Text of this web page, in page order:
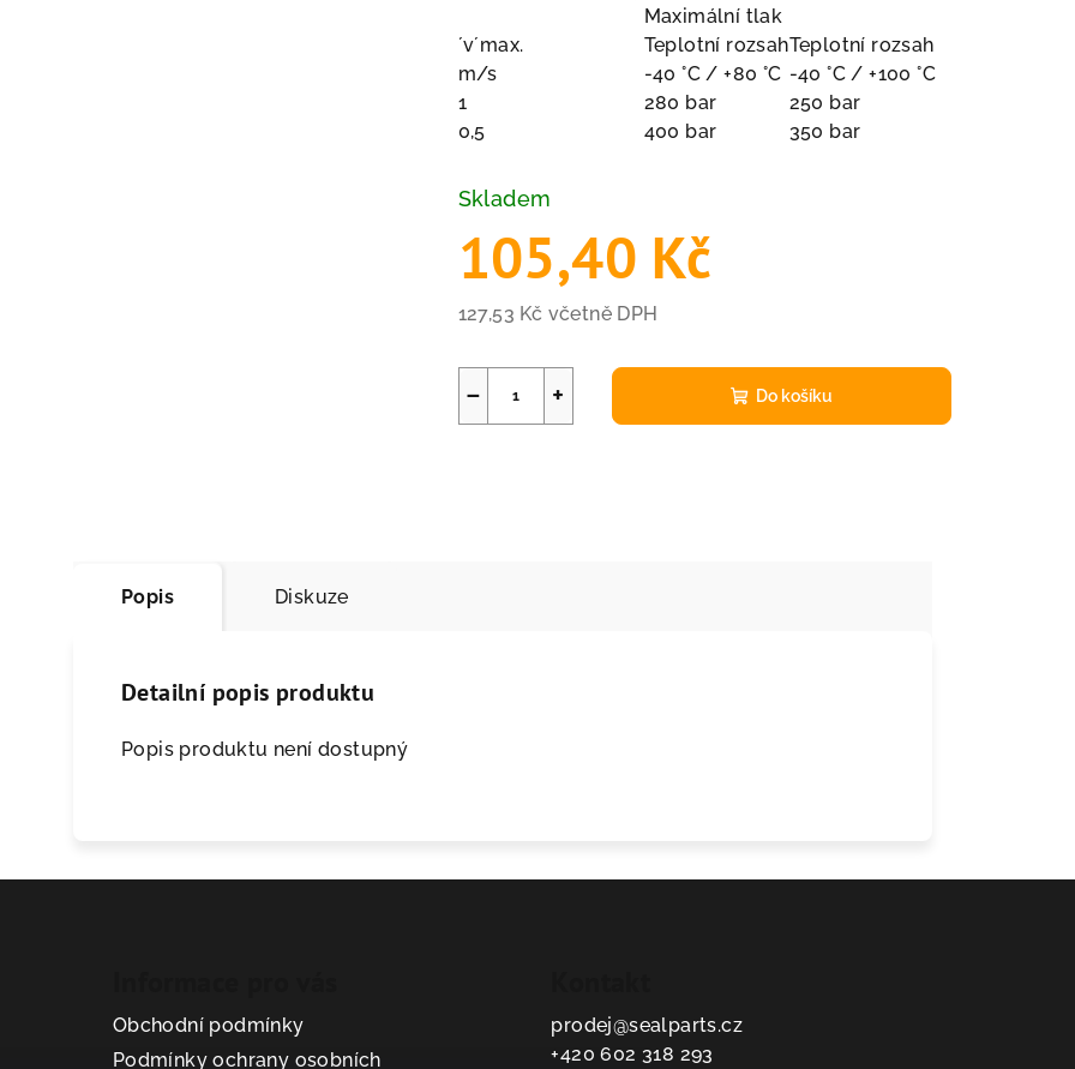
Maximální tlak
´v´max.
Teplotní rozsahTeplotní rozsah
m/s
-40 °C / +80 °C -40 °C / +100 °C
1
280 bar
250 bar
0,5
400 bar 350 bar
Skladem
105,40 Kč
127,53 Kč včetně DPH
cena:
+
− Do košíku
Popis Diskuze
Detailní popis produktu
Popis produktu není dostupný
Obchodní podmínky
Podmínky ochrany osobních
prodej@sealparts.cz
+420 602 318 293